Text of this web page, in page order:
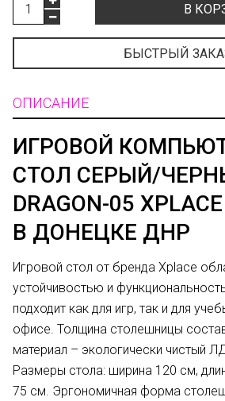
В
БЫСТРЫЙ
ОПИСАНИЕ
ИГРОВОЙ
СТОЛ СЕРЫЙ/
DRAGON-05
В ДОНЕЦКЕ ДНР
Игровой стол от бренда Xplace
устойчивостью и
подходит как для игр, так и для
офисе. Толщина столешницы
материал – экологически чистый
Размеры стола: ширина 120 см,
75 см. Эргономичная форма